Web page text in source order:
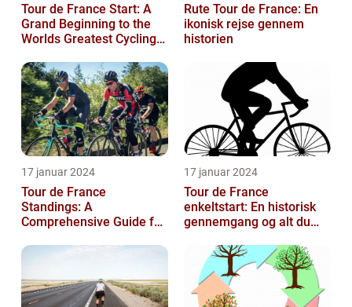
Tour de France Start: A
Grand Beginning to the
Worlds Greatest Cycling
Rute Tour de France: En
ikonisk rejse gennem
historien
17 januar 2024
Tour de France
Standings: A
Comprehensive Guide for
Enthusiasts
17 januar 2024
Tour de France
enkeltstart: En historisk
gennemgang og alt du